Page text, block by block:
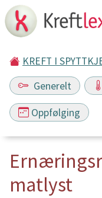
KREFT I
Generelt
Oppfølging
matlyst